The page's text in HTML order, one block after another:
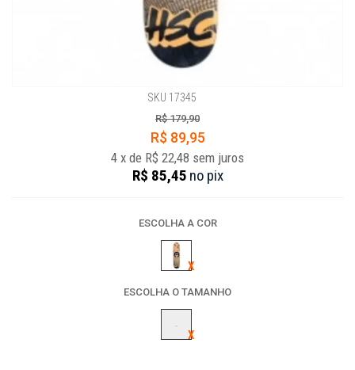
SKU 17345
R$ 179,90
R$ 89,95
4 x de R$ 22,48 sem juros
R$ 85,45 no pix
ESCOLHA A COR
ESCOLHA O TAMANHO
-